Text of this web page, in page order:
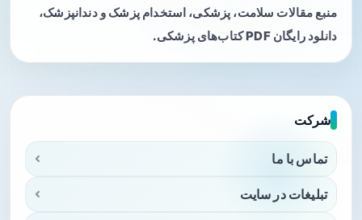
منبع مقالات سلامت، پزشکی، استخدام پزشک و دندانپزشک،
دانلود رایگان PDF کتاب‌های پزشکی.
شرکت
تماس با ما
تبلیغات در سایت